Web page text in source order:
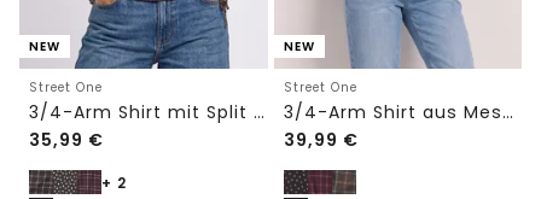
NEW
Street One
3/4-Arm Shirt mit Split Neck und Print
35,99 €
+ 2
NEW
Street One
3/4-Arm Shirt aus Mesh mit Print
39,99 €